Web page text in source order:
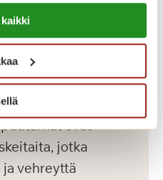
käytössäsi
sisustetut
viihtyisä ravintola,
sisä- ja
ovat
jotka
vehreyttä